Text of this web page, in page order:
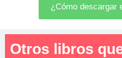
¿Cómo descargar
Otros libros